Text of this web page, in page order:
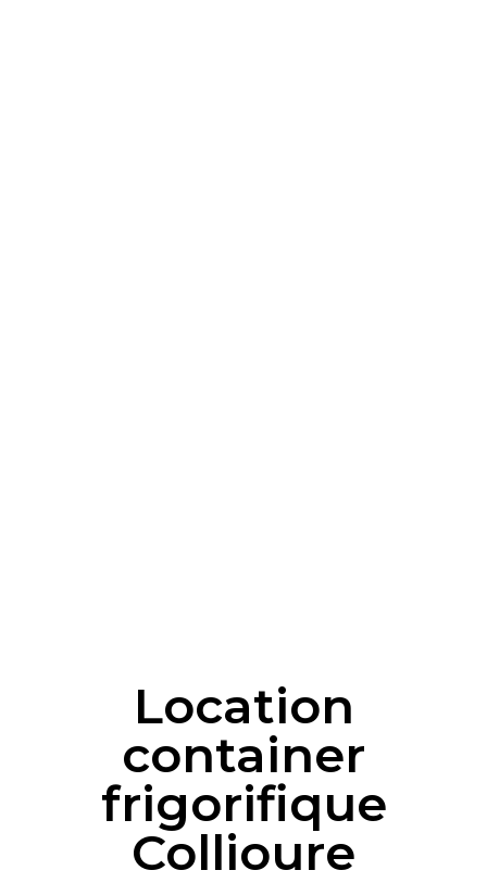
Location
container
frigorifique
Collioure